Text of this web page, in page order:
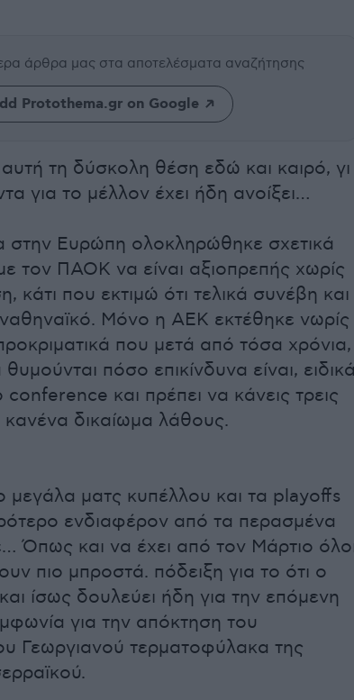
άρθρα μας στα αποτελέσματα αναζήτησης
Protothema.gr on Google
τη δύσκολη θέση εδώ και καιρό, γι
για το μέλλον έχει ήδη ανοίξει…
στην Ευρώπη ολοκληρώθηκε σχετικά
τον ΠΑΟΚ να είναι αξιοπρεπής χωρίς
κάτι που εκτιμώ ότι τελικά συνέβη και
Μόνο η ΑΕΚ εκτέθηκε νωρίς
που μετά από τόσα χρόνια,
πόσο επικίνδυνα είναι,
και πρέπει να κάνεις τρεις
κανένα δικαίωμα λάθους.
μεγάλα ματς κυπέλλου και τα playoffs
ενδιαφέρον από τα περασμένα
Όπως και να έχει από τον Μάρτιο
πιο μπροστά. πόδειξη για το ότι ο
ίσως δουλεύει ήδη για την επόμενη
για την απόκτηση του
Γεωργιανού τερματοφύλακα της